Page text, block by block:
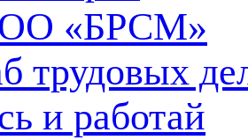
«БРСМ»
трудовых
и работай